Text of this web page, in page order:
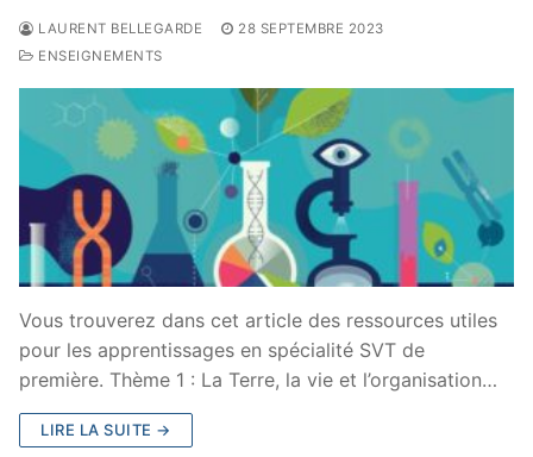
LAURENT BELLEGARDE
28 SEPTEMBRE 2023
ENSEIGNEMENTS
Vous trouverez dans cet article des ressources utiles
pour les apprentissages en spécialité SVT de
première. Thème 1 : La Terre, la vie et l’organisation…
LIRE LA SUITE →